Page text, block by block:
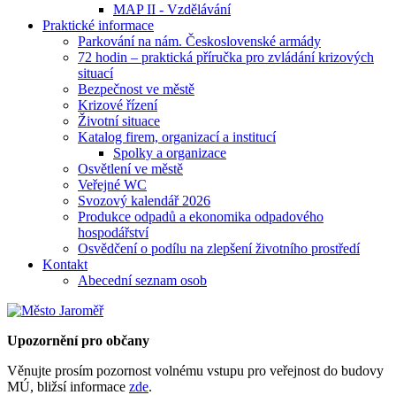
MAP II - Vzdělávání
Praktické informace
Parkování na nám. Československé armády
72 hodin – praktická příručka pro zvládání krizových
situací
Bezpečnost ve městě
Krizové řízení
Životní situace
Katalog firem, organizací a institucí
Spolky a organizace
Osvětlení ve městě
Veřejné WC
Svozový kalendář 2026
Produkce odpadů a ekonomika odpadového
hospodářství
Osvědčení o podílu na zlepšení životního prostředí
Kontakt
Abecední seznam osob
Upozornění pro občany
Věnujte prosím pozornost volnému vstupu pro veřejnost do budovy
MÚ, bližsí informace zde.